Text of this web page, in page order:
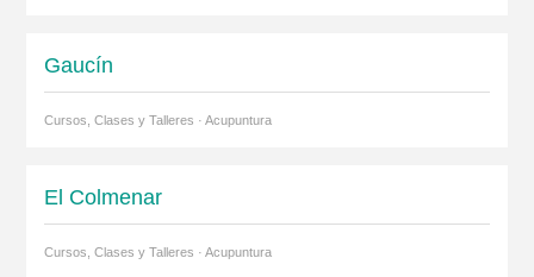
Gaucín
Cursos, Clases y Talleres · Acupuntura
El Colmenar
Cursos, Clases y Talleres · Acupuntura